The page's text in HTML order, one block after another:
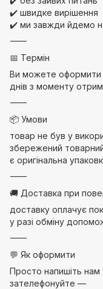
✔️ швидке вирішення
✔️ ми завжди йдемо
⸻
📅 Термін
Ви можете оформити
днів з моменту
⸻
📦 Умови
товар не був у
збережений
є оригінальна
⸻
🚚 Доставка при
доставку оплачує
у разі обміну
⸻
💬 Як оформити
Просто напишіть
зателефонуйте —